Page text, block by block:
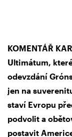
KOMENTÁŘ
Ultimátum,
odevzdání
jen na
staví Evropu
podvolit a
postavit